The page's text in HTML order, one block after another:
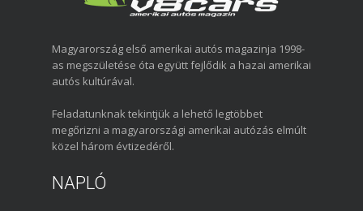
Magyarország első amerikai autós magazinja 1998-
as megszületése óta együtt fejlődik a hazai amerikai
autós kultúrával.
Feladatunknak tekintjük a lehető legtöbbet
megőrizni a magyarországi amerikai autózás elmúlt
közel három évtizedéről.
NAPLÓ